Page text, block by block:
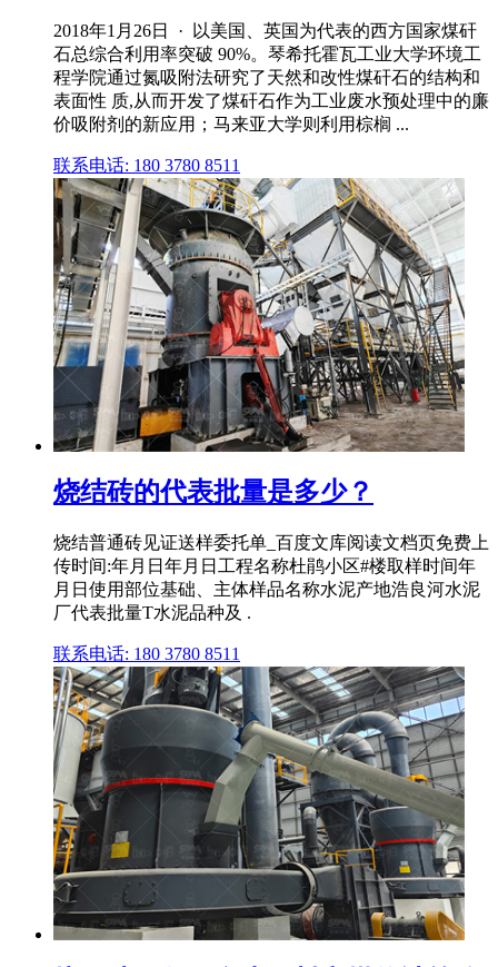
2018年1月26日 · 以美国、英国为代表的西方国家煤矸
石总综合利用率突破 90%。琴希托霍瓦工业大学环境工
程学院通过氮吸附法研究了天然和改性煤矸石的结构和
表面性 质,从而开发了煤矸石作为工业废水预处理中的廉
价吸附剂的新应用；马来亚大学则利用棕榈 ...
联系电话: 180 3780 8511
烧结砖的代表批量是多少？
烧结普通砖见证送样委托单_百度文库阅读文档页免费上
传时间:年月日年月日工程名称杜鹃小区#楼取样时间年
月日使用部位基础、主体样品名称水泥产地浩良河水泥
厂代表批量T水泥品种及 .
联系电话: 180 3780 8511